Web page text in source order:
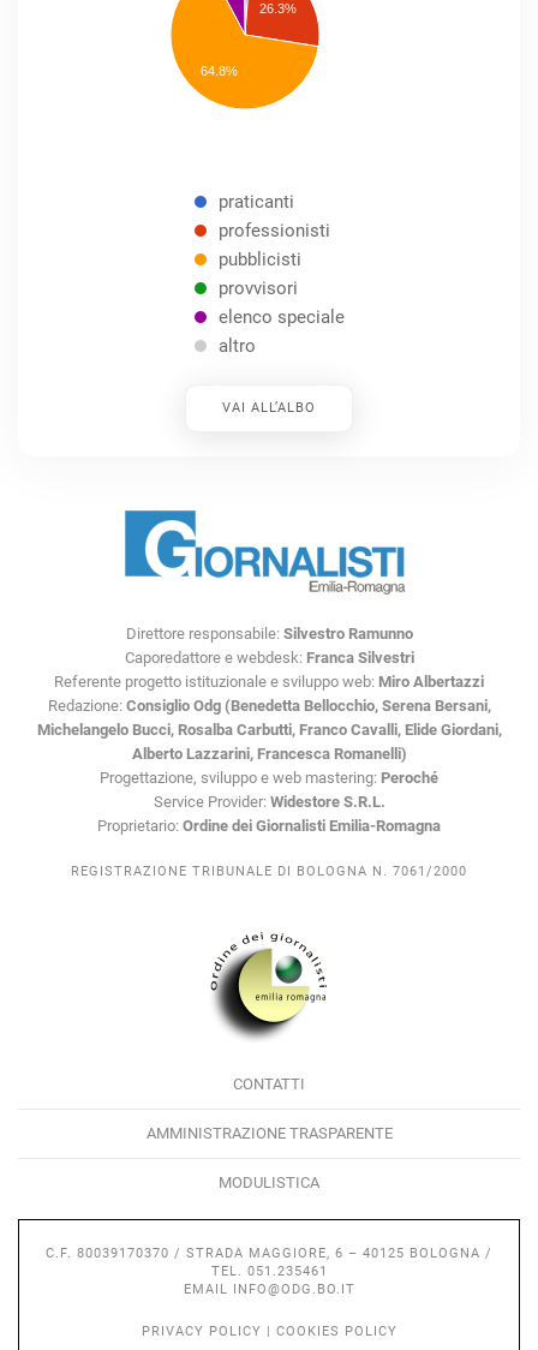
26.3%
64.8%
praticanti
professionisti
pubblicisti
provvisori
elenco speciale
altro
VAI ALL’ALBO
Direttore responsabile: Silvestro Ramunno
Caporedattore e webdesk: Franca Silvestri
Referente progetto istituzionale e sviluppo web: Miro Albertazzi
Redazione: Consiglio Odg (Benedetta Bellocchio, Serena Bersani,
Michelangelo Bucci, Rosalba Carbutti, Franco Cavalli, Elide Giordani,
Alberto Lazzarini, Francesca Romanelli)
Progettazione, sviluppo e web mastering: Peroché
Service Provider: Widestore S.R.L.
Proprietario: Ordine dei Giornalisti Emilia-Romagna
REGISTRAZIONE TRIBUNALE DI BOLOGNA N. 7061/2000
CONTATTI
AMMINISTRAZIONE TRASPARENTE
MODULISTICA
C.F. 80039170370 / STRADA MAGGIORE, 6 – 40125 BOLOGNA /
TEL. 051.235461
EMAIL INFO@ODG.BO.IT
PRIVACY POLICY | COOKIES POLICY